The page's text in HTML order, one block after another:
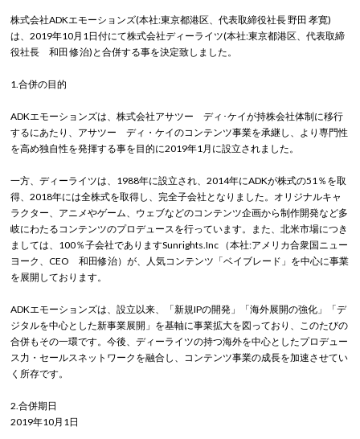
株式会社ADKエモーションズ(本社:東京都港区、代表取締役社長 野田 孝寛)
は、2019年10月1日付にて株式会社ディーライツ(本社:東京都港区、代表取締
役社長 和田 修治)と合併する事を決定致しました。
1.合併の目的
ADKエモーションズは、株式会社アサツー ディ･ケイが持株会社体制に移行
するにあたり、アサツー ディ・ケイのコンテンツ事業を承継し、より専門性
を高め独自性を発揮する事を目的に2019年1月に設立されました。
一方、ディーライツは、1988年に設立され、2014年にADKが株式の51％を取
得、2018年には全株式を取得し、完全子会社となりました。オリジナルキャ
ラクター、アニメやゲーム、ウェブなどのコンテンツ企画から制作開発など多
岐にわたるコンテンツのプロデュースを行っています。また、北米市場につき
ましては、100％子会社でありますSunrights.Inc （本社:アメリカ合衆国ニュー
ヨーク、CEO 和田修治）が、人気コンテンツ「ベイブレード」を中心に事業
を展開しております。
ADKエモーションズは、設立以来、「新規IPの開発」「海外展開の強化」「デ
ジタルを中心とした新事業展開」を基軸に事業拡大を図っており、このたびの
合併もその一環です。今後、ディーライツの持つ海外を中心としたプロデュー
ス力・セールスネットワークを融合し、コンテンツ事業の成長を加速させてい
く所存です。
2.合併期日
2019年10月1日